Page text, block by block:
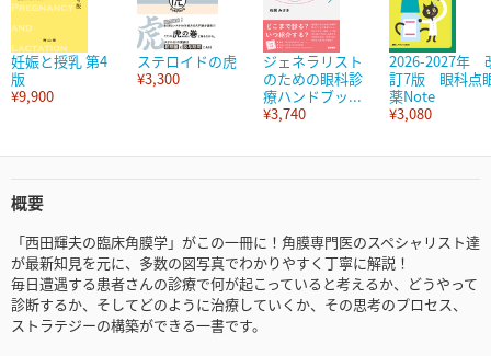
妊娠と授乳 第4
版
¥9,900
ステロイドの虎
¥3,300
ジェネラリスト
のための眼科診
療ハンドブッ...
¥3,740
2026-2027年
訂7版 眼科点
薬Note
¥3,080
概要
「西田輝夫の臨床角膜学」がこの一冊に！角膜専門医のスペシャリスト達
が最新知見を元に、多数の図写真でわかりやすく丁寧に解説！
毎日遭遇する患者さんの診療で何が起こっていると考えるか、どうやって
診断するか、そしてどのように治療していくか、その思考のプロセス、
ストラテジーの構築ができる一書です。